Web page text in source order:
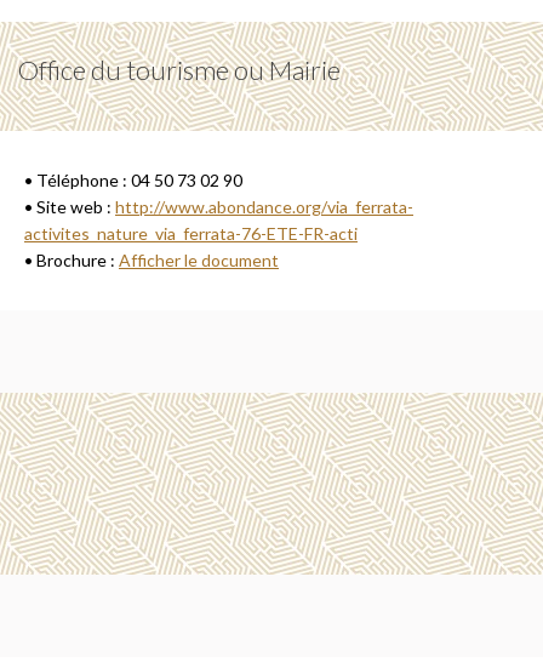
Office du tourisme ou Mairie
• Téléphone : 04 50 73 02 90
• Site web : http://www.abondance.org/via_ferrata-
activites_nature_via_ferrata-76-ETE-FR-acti
• Brochure : Afficher le document